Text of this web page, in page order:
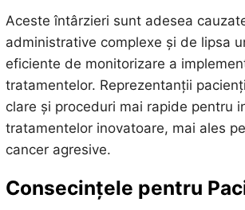
Aceste întârzieri sunt adesea
administrative complexe și de lipsa
eficiente de monitorizare a
tratamentelor. Reprezentanții
clare și proceduri mai rapide pentru
tratamentelor inovatoare, mai ales
cancer agresive.
Consecințele pentru